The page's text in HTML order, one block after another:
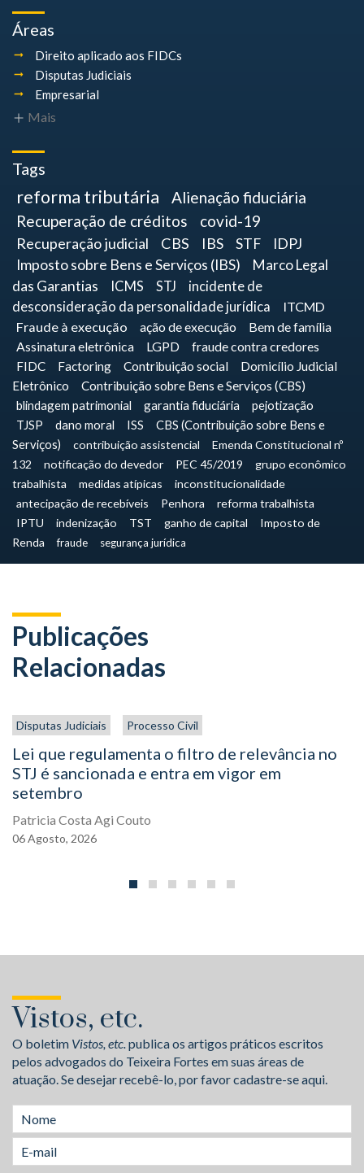
Áreas
Direito aplicado aos FIDCs
Disputas Judiciais
Empresarial
Mais
Tags
reforma tributária
Alienação fiduciária
Recuperação de créditos
covid-19
Recuperação judicial CBS IBS STF
IDPJ
Imposto sobre Bens e Serviços (IBS)
Marco Legal
das Garantias
ICMS STJ
incidente de
desconsideração da personalidade jurídica
ITCMD
Fraude à execução
ação de execução
Bem de família
Assinatura eletrônica
LGPD fraude contra credores
FIDC Factoring Contribuição social
Domicílio Judicial
Eletrônico
Contribuição sobre Bens e Serviços (CBS)
blindagem patrimonial
garantia fiduciária
pejotização
TJSP
dano moral ISS
CBS (Contribuição sobre Bens e
Serviços)
contribuição assistencial
Emenda Constitucional nº
132
notificação do devedor PEC 45/2019
grupo econômico
trabalhista
medidas atípicas
inconstitucionalidade
antecipação de recebíveis
Penhora
reforma trabalhista
IPTU
indenização TST ganho de capital
Imposto de
Renda
fraude segurança jurídica
Publicações
Relacionadas
Disputas Judiciais Processo Civil
Lei que regulamenta o filtro de relevância no
STJ é sancionada e entra em vigor em
setembro
Patricia Costa Agi Couto
06Agosto, 2026
Vistos, etc.
O boletim Vistos, etc.publica os artigos práticos escritos
pelos advogados do Teixeira Fortes em suas áreas de
atuação. Se desejar recebê-lo, por favor cadastre-se aqui.